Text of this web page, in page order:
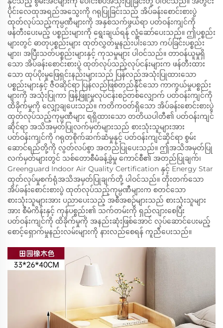
ပိုင်းလေထုအရည်အသွေးကို ဂရုပြုခြင်းသည် အိပ်ခန်းစောင်းစားပွဲ
ထုတ်လုပ်သည့်ကုမ္ပဏီများကို အနှစ်သက်ဖွယ်ရာ ပတ်ဝန်းကျင်ကို
ဖန်တီးပေးမည့် ပစ္စည်းများကို ရွေးချယ်ရန် လှုံ့ဆော်ပေးသည်။ ဤပစ္စည်း
များတွင် ဓာတုပစ္စည်းများ ထုတ်လွှတ်မှုနည်းပါးသော ကပ်ခြင်းပစ္စည်း
များ၊ အပြီးသတ်ပစ္စည်းများနှင့် ကုသမှုများ ပါဝင်သည်။ တာဝန်ယူမှုရှိ
သော အိပ်ခန်းစောင်းစားပွဲ ထုတ်လုပ်သည့်လုပ်ငန်းများက ဖန်တီးထား
သော ထုပ်ပိုးမှုဖြေရှင်းနည်းများသည် ပြန်လည်အသုံးပြုထားသော
ပစ္စည်းများနှင့် ဇီဝဆိုင်ရာ ပြန်လည်ဖြစ်တည်နိုင်သော ကာကွယ်မှုပစ္စည်း
များကို အသုံးပြုကာ ဖြန့်ဖြူးမှုလုပ်ငန်းစဉ်တစ်လျှောက် ပတ်ဝန်းကျင်ကို
ထိခိုက်မှုကို လျှော့ချပေးသည်။ ကတိကဝတ်ရှိသော အိပ်ခန်းစောင်းစားပွဲ
ထုတ်လုပ်သည့်ကုမ္ပဏီများ ရရှိထားသော တတိယပါတီ၏ ပတ်ဝန်းကျင်
ဆိုင်ရာ အသိအမှတ်ပြုလက်မှတ်များသည် စားသုံးသူများအား
ပတ်ဝန်းကျင်ကို ဂရုတစိုက်ဆက်ဆံမှုနှင့် ပတ်ဝန်းကျင်ဆိုင်ရာ စွမ်း
ဆောင်ရည်တို့ကို လွတ်လပ်စွာ အတည်ပြုပေးသည်။ ဤအသိအမှတ်ပြု
လက်မှတ်များတွင် သစ်တောစီမံခန့်ခွဲမှု ကောင်စီ၏ အတည်ပြုချက်၊
Greenguard Indoor Air Quality Certification နှင့် Energy Star
ထုတ်လုပ်မှုစက်ရုံအသိအမှတ်ပြုချက်တို့ ပါဝင်သည်။ တိုးတက်သော
အိပ်ခန်းစောင်းစားပွဲ ထုတ်လုပ်သည့်ကုမ္ပဏီများက စတင်သော
စားသုံးသူများအား ပညာပေးသည့် အစီအစဉ်များသည် စားသုံးသူများ
အား စီမံကိန်းနှင့် ကုန်ပစ္စည်း၏ သက်တမ်းကို ရှည်လျားစေပြီး
ပတ်ဝန်းကျင်ကို ထိခိုက်မှုကို အနည်းဆုံးဖြစ်အောင် လုပ်ဆောင်ပေးမည့်
စောင့်ရှောက်မှုနည်းလမ်းများကို နားလည်စေရန် ကူညီပေးသည်။